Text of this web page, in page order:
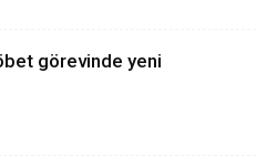
görevinde yeni